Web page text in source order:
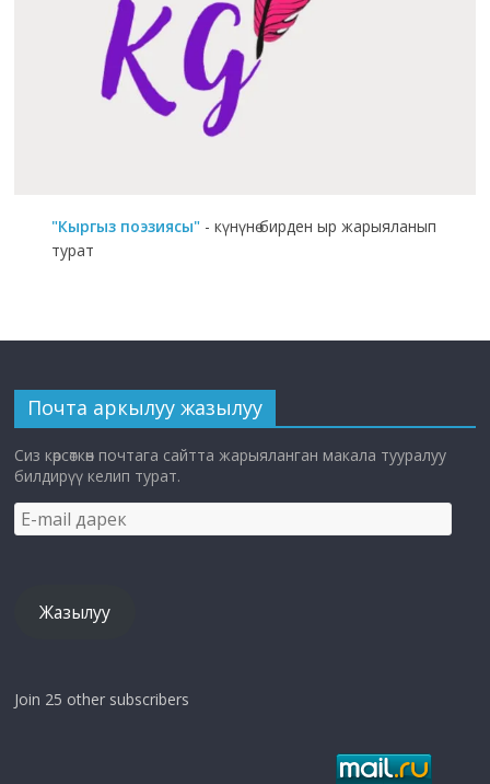
"Кыргыз поэзиясы" - күнүнө бирден ыр жарыяланып
турат
Почта аркылуу жазылуу
Сиз көрсөткөн почтага сайтта жарыяланган макала тууралуу
билдирүү келип турат.
E-
mail
Жазылуу
Join 25 other subscribers